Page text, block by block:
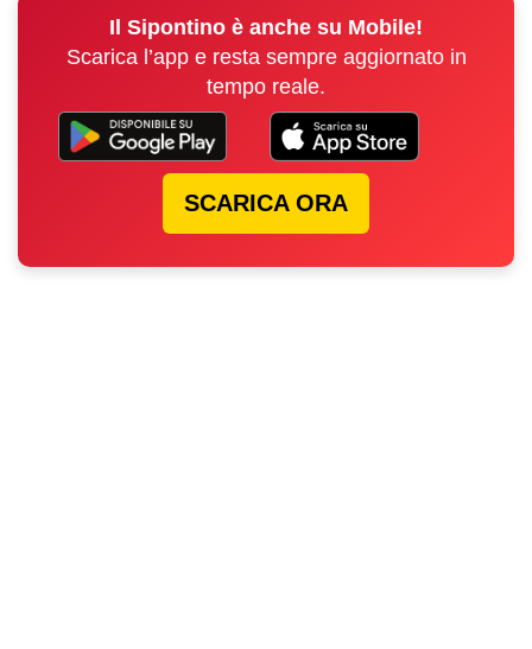
Il Sipontino è anche su Mobile!
Scarica l’app e resta sempre aggiornato in
tempo reale.
SCARICA ORA